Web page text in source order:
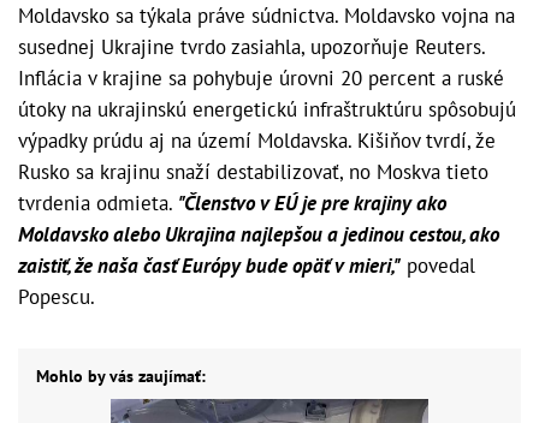
Moldavsko sa týkala práve súdnictva. Moldavsko vojna na
susednej Ukrajine tvrdo zasiahla, upozorňuje Reuters.
Inflácia v krajine sa pohybuje úrovni 20 percent a ruské
útoky na ukrajinskú energetickú infraštruktúru spôsobujú
výpadky prúdu aj na území Moldavska. Kišiňov tvrdí, že
Rusko sa krajinu snaží destabilizovať, no Moskva tieto
tvrdenia odmieta. "Členstvo v EÚ je pre krajiny ako
Moldavsko alebo Ukrajina najlepšou a jedinou cestou, ako
zaistiť, že naša časť Európy bude opäť v mieri," povedal
Popescu.
Mohlo by vás zaujímať: